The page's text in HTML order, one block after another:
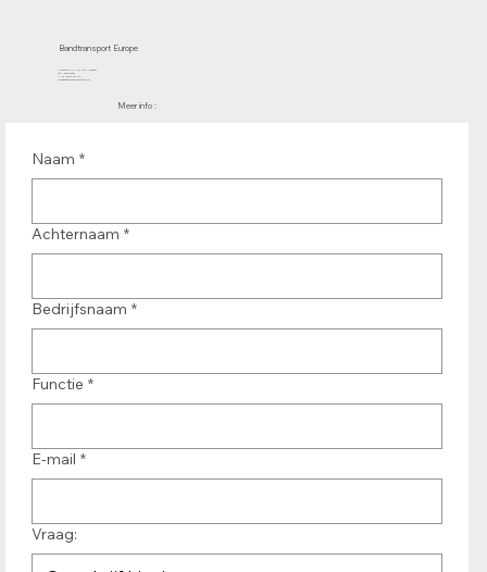
Bandtransport Europe
Molenwerf 12 | 1911 DB Uitgeest
the Netherlands
T.:+31 (0)251 319 119
info@bandtransporteurope.nl
Meer info :
Naam *
Achternaam *
Bedrijfsnaam *
Functie *
E-mail *
Vraag: